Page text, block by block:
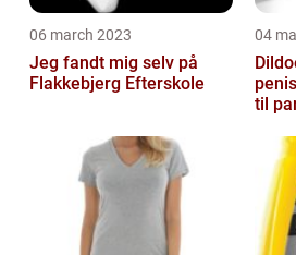
06 march 2023
Jeg fandt mig selv på
Flakkebjerg Efterskole
04
til